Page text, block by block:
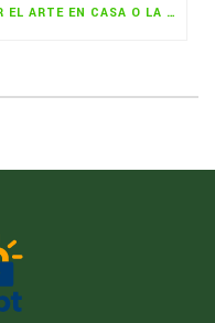
LA ‘ARTOTECA’ O CÓMO COL(G)AR EL ARTE EN CASA O LA OFICINA